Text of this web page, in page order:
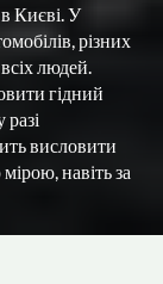
Києві. У
різних
людей.
гідний
висловити
навіть за